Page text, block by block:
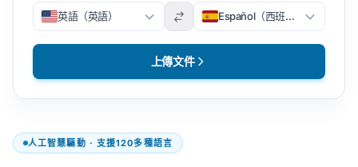
人工智慧驅動 · 支援120多種語言
英語（英語） Español（西班牙文）
上傳文件